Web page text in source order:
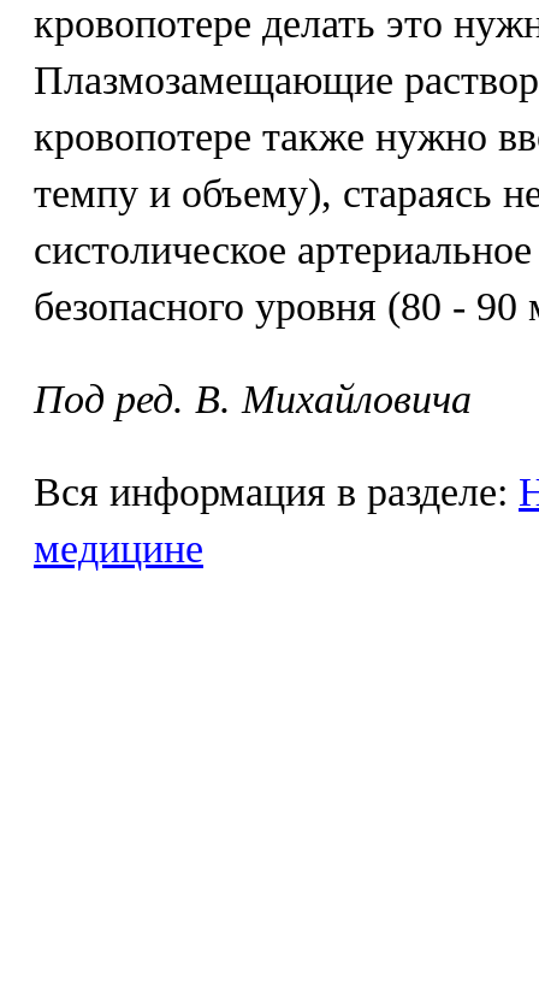
кровопотере делать это
Плазмозамещающие
кровопотере также нужно
темпу и объему), стараясь
систолическое
безопасного уровня (80 - 90
Под ред. В. Михайловича
Вся информация в разделе:
медицине